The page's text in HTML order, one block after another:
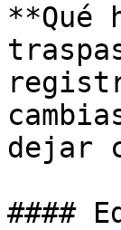
**Qué
dejar
####